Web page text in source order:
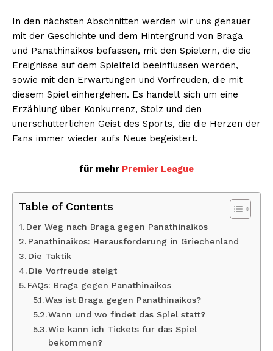
In den nächsten Abschnitten werden wir uns genauer
mit der Geschichte und dem Hintergrund von Braga
und Panathinaikos befassen, mit den Spielern, die die
Ereignisse auf dem Spielfeld beeinflussen werden,
sowie mit den Erwartungen und Vorfreuden, die mit
diesem Spiel einhergehen. Es handelt sich um eine
Erzählung über Konkurrenz, Stolz und den
unerschütterlichen Geist des Sports, die die Herzen der
Fans immer wieder aufs Neue begeistert.
für mehr Premier League
Table of Contents
Der Weg nach Braga gegen Panathinaikos
Panathinaikos: Herausforderung in Griechenland
Die Taktik
Die Vorfreude steigt
FAQs: Braga gegen Panathinaikos
Was ist Braga gegen Panathinaikos?
Wann und wo findet das Spiel statt?
Wie kann ich Tickets für das Spiel
bekommen?